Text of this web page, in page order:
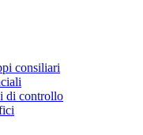
consiliari
di controllo